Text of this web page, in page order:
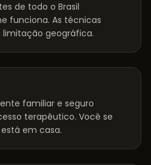
de todo o Brasil
funciona. As técnicas
geográfica.
familiar e seguro
terapêutico. Você se
em casa.